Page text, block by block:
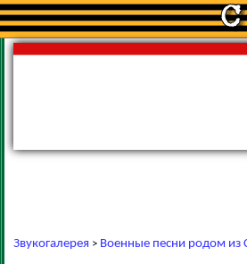
Звукогалерея > Военные песни родом из